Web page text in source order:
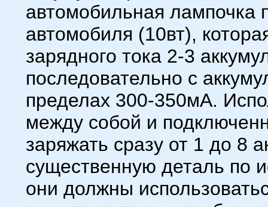
автомобильная лампочка
автомобиля (10вт),
зарядного тока 2-3
последовательно с
пределах 300-350мА.
между собой и
заряжать сразу от 1 до 8
существенную деталь по
они должны